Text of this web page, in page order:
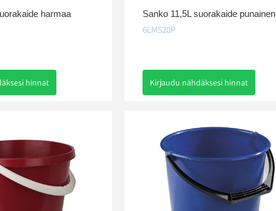
harmaa
hinnat
Sanko 11,5L suorakaide punainen
6LM520P
Kirjaudu nähdäksesi hinnat